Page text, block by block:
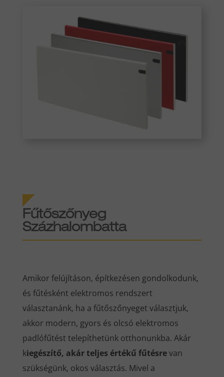
Fűtőszőnyeg
Százhalombatta
Amikor felújításon, építkezésen gondolkodunk,
és fűtésként elektromos rendszert
választanánk, ha a fűtőszőnyeget választjuk,
akkor modern, gyors és olcsó elektromos
padlófűtést telepíthetünk otthonunkba. Akár
kiegészítő, akár teljes értékű fűtésrevan
szükségünk, okos választás. Mivel a